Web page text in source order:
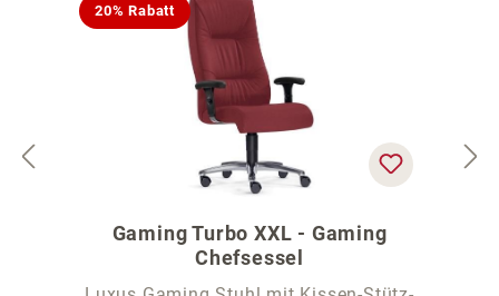
20% Rabatt
Gaming Turbo XXL - Gaming
Chefsessel